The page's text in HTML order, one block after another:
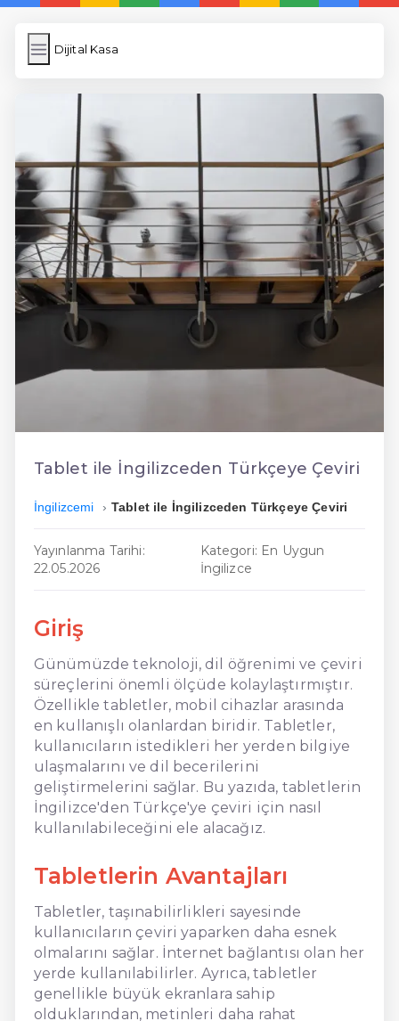
Dijital Kasa
Dijital Kasa
Resim Yükle
Wordpress Cache
Anasayfa
5 Günde İngilizce
İngilizce
Dil Eğitimi
En Hızlı İngilizce
En Uygun İngilizce
Hızlı İngilizce
Tablet ile İngilizceden Türkçeye Çeviri
İngilizcemi Tablet ile İngilizceden Türkçeye Çeviri
Yayınlanma Tarihi:
22.05.2026
Kategori: En Uygun
İngilizce
Giriş
Günümüzde teknoloji, dil öğrenimi ve çeviri
süreçlerini önemli ölçüde kolaylaştırmıştır.
Özellikle tabletler, mobil cihazlar arasında
en kullanışlı olanlardan biridir. Tabletler,
kullanıcıların istedikleri her yerden bilgiye
ulaşmalarını ve dil becerilerini
geliştirmelerini sağlar. Bu yazıda, tabletlerin
İngilizce'den Türkçe'ye çeviri için nasıl
kullanılabileceğini ele alacağız.
Tabletlerin Avantajları
Tabletler, taşınabilirlikleri sayesinde
kullanıcıların çeviri yaparken daha esnek
olmalarını sağlar. İnternet bağlantısı olan her
yerde kullanılabilirler. Ayrıca, tabletler
genellikle büyük ekranlara sahip
olduklarından, metinleri daha rahat